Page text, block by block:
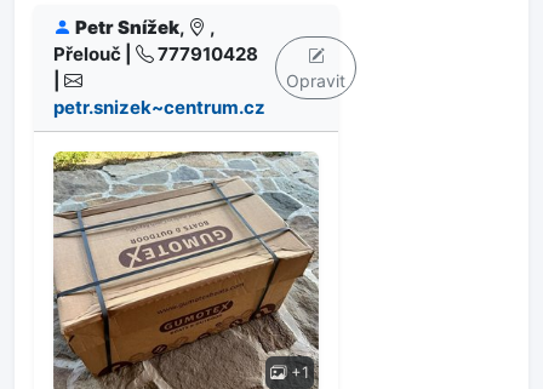
Petr Snížek,
,
Přelouč |
777910428
petr.snizek~centrum.cz
Opravit
+1